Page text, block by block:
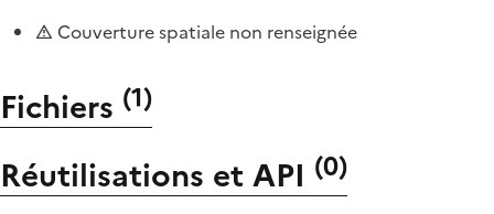
Couverture spatiale non renseignée
Fichiers (1)
Réutilisations et API (0)